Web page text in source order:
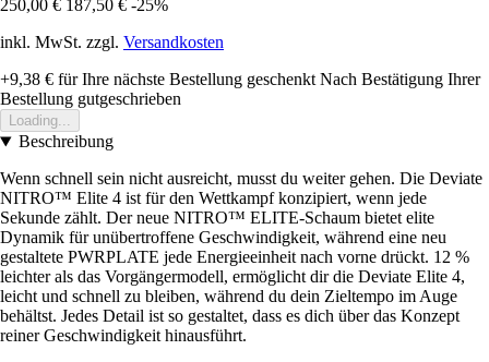
250,00 € 187,50 € -25%
inkl. MwSt. zzgl. Versandkosten
+9,38 € für Ihre nächste Bestellung geschenkt Nach Bestätigung Ihrer
Bestellung gutgeschrieben
Loading...
Beschreibung
Wenn schnell sein nicht ausreicht, musst du weiter gehen. Die Deviate
NITRO™ Elite 4 ist für den Wettkampf konzipiert, wenn jede
Sekunde zählt. Der neue NITRO™ ELITE-Schaum bietet elite
Dynamik für unübertroffene Geschwindigkeit, während eine neu
gestaltete PWRPLATE jede Energieeinheit nach vorne drückt. 12 %
leichter als das Vorgängermodell, ermöglicht dir die Deviate Elite 4,
leicht und schnell zu bleiben, während du dein Zieltempo im Auge
behältst. Jedes Detail ist so gestaltet, dass es dich über das Konzept
reiner Geschwindigkeit hinausführt.